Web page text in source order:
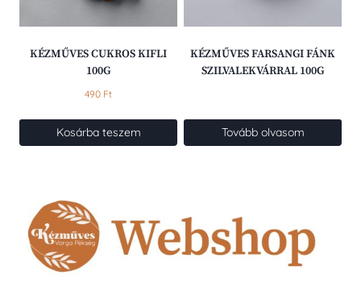
a
termékoldalon
választhatók
ki
termékoldalon
választhatók
ki
KÉZMŰVES CUKROS KIFLI
100G
490 Ft
Kosárba teszem
KÉZMŰVES FARSANGI FÁNK
SZILVALEKVÁRRAL 100G
Tovább olvasom